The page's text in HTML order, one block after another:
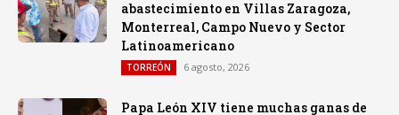
abastecimiento en Villas Zaragoza,
Monterreal, Campo Nuevo y Sector
Latinoamericano
TORREÓN 6 agosto, 2026
Papa León XIV tiene muchas ganas de